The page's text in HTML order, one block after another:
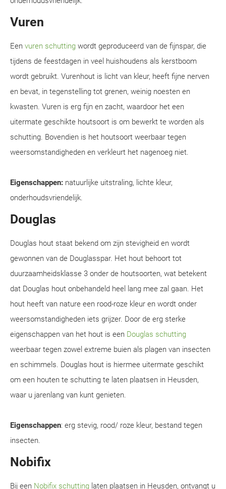
Vuren
Een vuren schutting wordt geproduceerd van de fijnspar, die
tijdens de feestdagen in veel huishoudens als kerstboom
wordt gebruikt. Vurenhout is licht van kleur, heeft fijne nerven
en bevat, in tegenstelling tot grenen, weinig noesten en
kwasten. Vuren is erg fijn en zacht, waardoor het een
uitermate geschikte houtsoort is om bewerkt te worden als
schutting. Bovendien is het houtsoort weerbaar tegen
weersomstandigheden en verkleurt het nagenoeg niet.
Eigenschappen: natuurlijke uitstraling, lichte kleur,
onderhoudsvriendelijk.
Douglas
Douglas hout staat bekend om zijn stevigheid en wordt
gewonnen van de Douglasspar. Het hout behoort tot
duurzaamheidsklasse 3 onder de houtsoorten, wat betekent
dat Douglas hout onbehandeld heel lang mee zal gaan. Het
hout heeft van nature een rood-roze kleur en wordt onder
weersomstandigheden iets grijzer. Door de erg sterke
eigenschappen van het hout is een Douglas schutting
weerbaar tegen zowel extreme buien als plagen van insecten
en schimmels. Douglas hout is hiermee uitermate geschikt
om een houten te schutting te laten plaatsen in Heusden,
waar u jarenlang van kunt genieten.
Eigenschappen: erg stevig, rood/ roze kleur, bestand tegen
insecten.
Nobifix
Bij een Nobifix schutting laten plaatsen in Heusden, ontvangt u